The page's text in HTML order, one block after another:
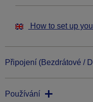
How to set up
Připojení (Bezdrátové /
Používání